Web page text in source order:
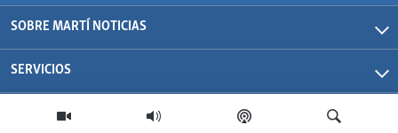
SOBRE MARTÍ NOTICIAS
SERVICIOS
Martí Noticias| 2026 | OCB | Todos los derechos reservados.